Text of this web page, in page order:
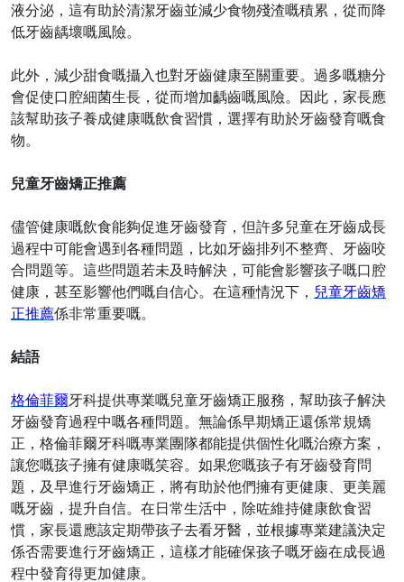
液分泌，這有助於清潔牙齒並減少食物殘渣嘅積累，從而降
低牙齒龋壞嘅風險。
此外，減少甜食嘅攝入也對牙齒健康至關重要。過多嘅糖分
會促使口腔細菌生長，從而增加齲齒嘅風險。因此，家長應
該幫助孩子養成健康嘅飲食習慣，選擇有助於牙齒發育嘅食
物。
兒童牙齒矯正推薦
儘管健康嘅飲食能夠促進牙齒發育，但許多兒童在牙齒成長
過程中可能會遇到各種問題，比如牙齒排列不整齊、牙齒咬
合問題等。這些問題若未及時解決，可能會影響孩子嘅口腔
健康，甚至影響他們嘅自信心。在這種情況下， 兒童牙齒矯
正推薦係非常重要嘅。
結語
格倫菲爾牙科提供專業嘅兒童牙齒矯正服務，幫助孩子解決
牙齒發育過程中嘅各種問題。無論係早期矯正還係常規矯
正，格倫菲爾牙科嘅專業團隊都能提供個性化嘅治療方案，
讓您嘅孩子擁有健康嘅笑容。如果您嘅孩子有牙齒發育問
題，及早進行牙齒矯正，將有助於他們擁有更健康、更美麗
嘅牙齒，提升自信。在日常生活中，除咗維持健康飲食習
慣，家長還應該定期帶孩子去看牙醫，並根據專業建議決定
係否需要進行牙齒矯正，這樣才能確保孩子嘅牙齒在成長過
程中發育得更加健康。